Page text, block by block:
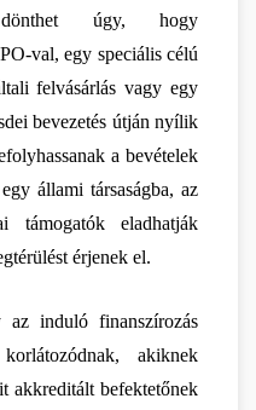
úgy, hogy
val, egy speciális célú
felvásárlás vagy egy
bevezetés útján nyílik
a bevételek
állami társaságba, az
eladhatják
érjenek el.
az induló finanszírozás
akiknek
akkreditált befektetőnek